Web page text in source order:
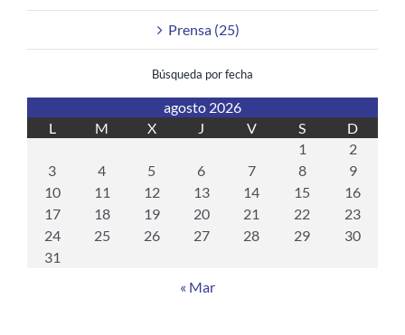
Prensa (25)
Búsqueda por fecha
agosto 2026
L
M X J V S
D
1
2
3
4 5 6 7 8
9
10
11 12 13 14 15
16
17
18 19 20 21 22
23
24
25 26 27 28 29
30
31
« Mar